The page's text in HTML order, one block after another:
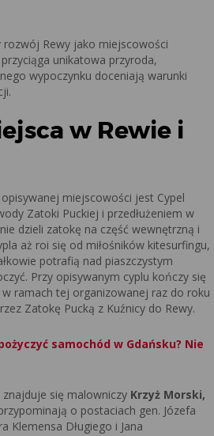
rozwój Rewy jako miejscowości
unikatowa przyroda,
wypoczynku doceniają warunki
w Rewie i
miejscowości jest Cypel
Zatoki Puckiej i przedłużeniem w
dzieli zatokę na część wewnętrzną i
aż roi się od miłośników kitesurfingu,
potrafią nad piaszczystym
Przy opisywanym cyplu kończy się
w ramach tej organizowanej raz do roku
Zatokę Pucką z Kuźnicy do Rewy.
samochód w Gdańsku? Nie
znajduje się malowniczy Krzyż Morski,
o postaciach gen. Józefa
Klemensa Długiego i Jana